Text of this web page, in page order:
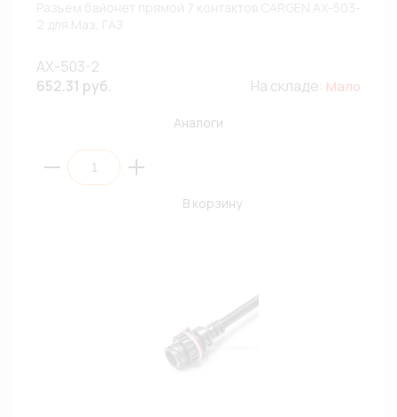
AX-503-2
652.31 руб.
На складе: Мало
Аналоги
В корзину